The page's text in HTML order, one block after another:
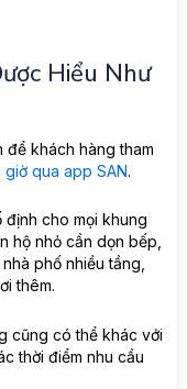
Hiểu Như
khách hàng tham
qua app SAN.
cho mọi khung
hộ nhỏ cần dọn bếp,
phố nhiều tầng,
thêm.
cũng có thể khác với
thời điểm nhu cầu